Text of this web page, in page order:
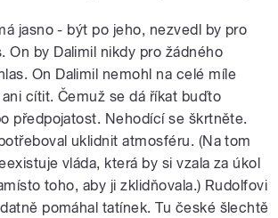
jasno - být po jeho, nezvedl by pro
On by Dalimil nikdy pro žádného
On Dalimil nemohl na celé míle
cítit. Čemuž se dá říkat buďto
předpojatost. Nehodící se škrtněte.
uklidnit atmosféru. (Na tom
vláda, která by si vzala za úkol
toho, aby ji zklidňovala.) Rudolfovi
pomáhal tatínek. Tu české šlechtě